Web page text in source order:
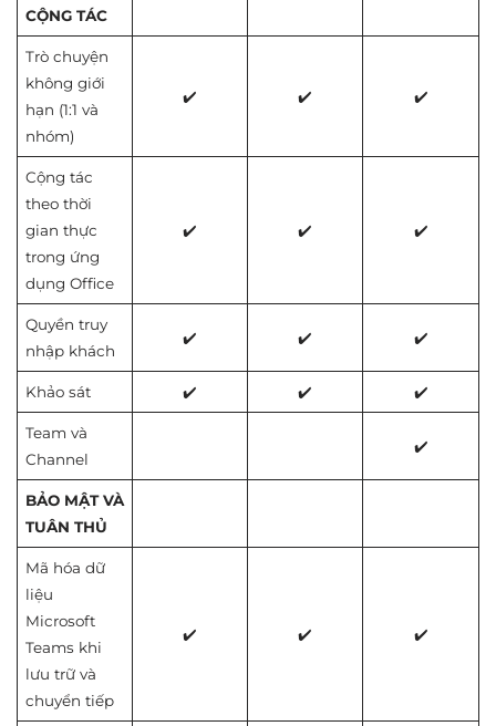
CỘNG TÁC
Trò chuyện
không giới
hạn (1:1 và
nhóm)
✔️ ✔️ ✔️
Cộng tác
theo thời
gian thực
trong ứng
dụng Office
✔️ ✔️ ✔️
Quyền truy
nhập khách
✔️ ✔️ ✔️
Khảo sát ✔️ ✔️ ✔️
Team và
Channel
✔️
BẢO MẬT VÀ
TUÂN THỦ
Mã hóa dữ
liệu
Microsoft
Teams khi
lưu trữ và
chuyển tiếp
✔️ ✔️ ✔️